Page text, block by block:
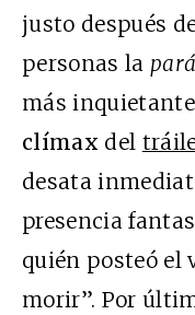
justo después
personas la
más
clímax del
desata
presencia
quién posteó el
morir”. Por